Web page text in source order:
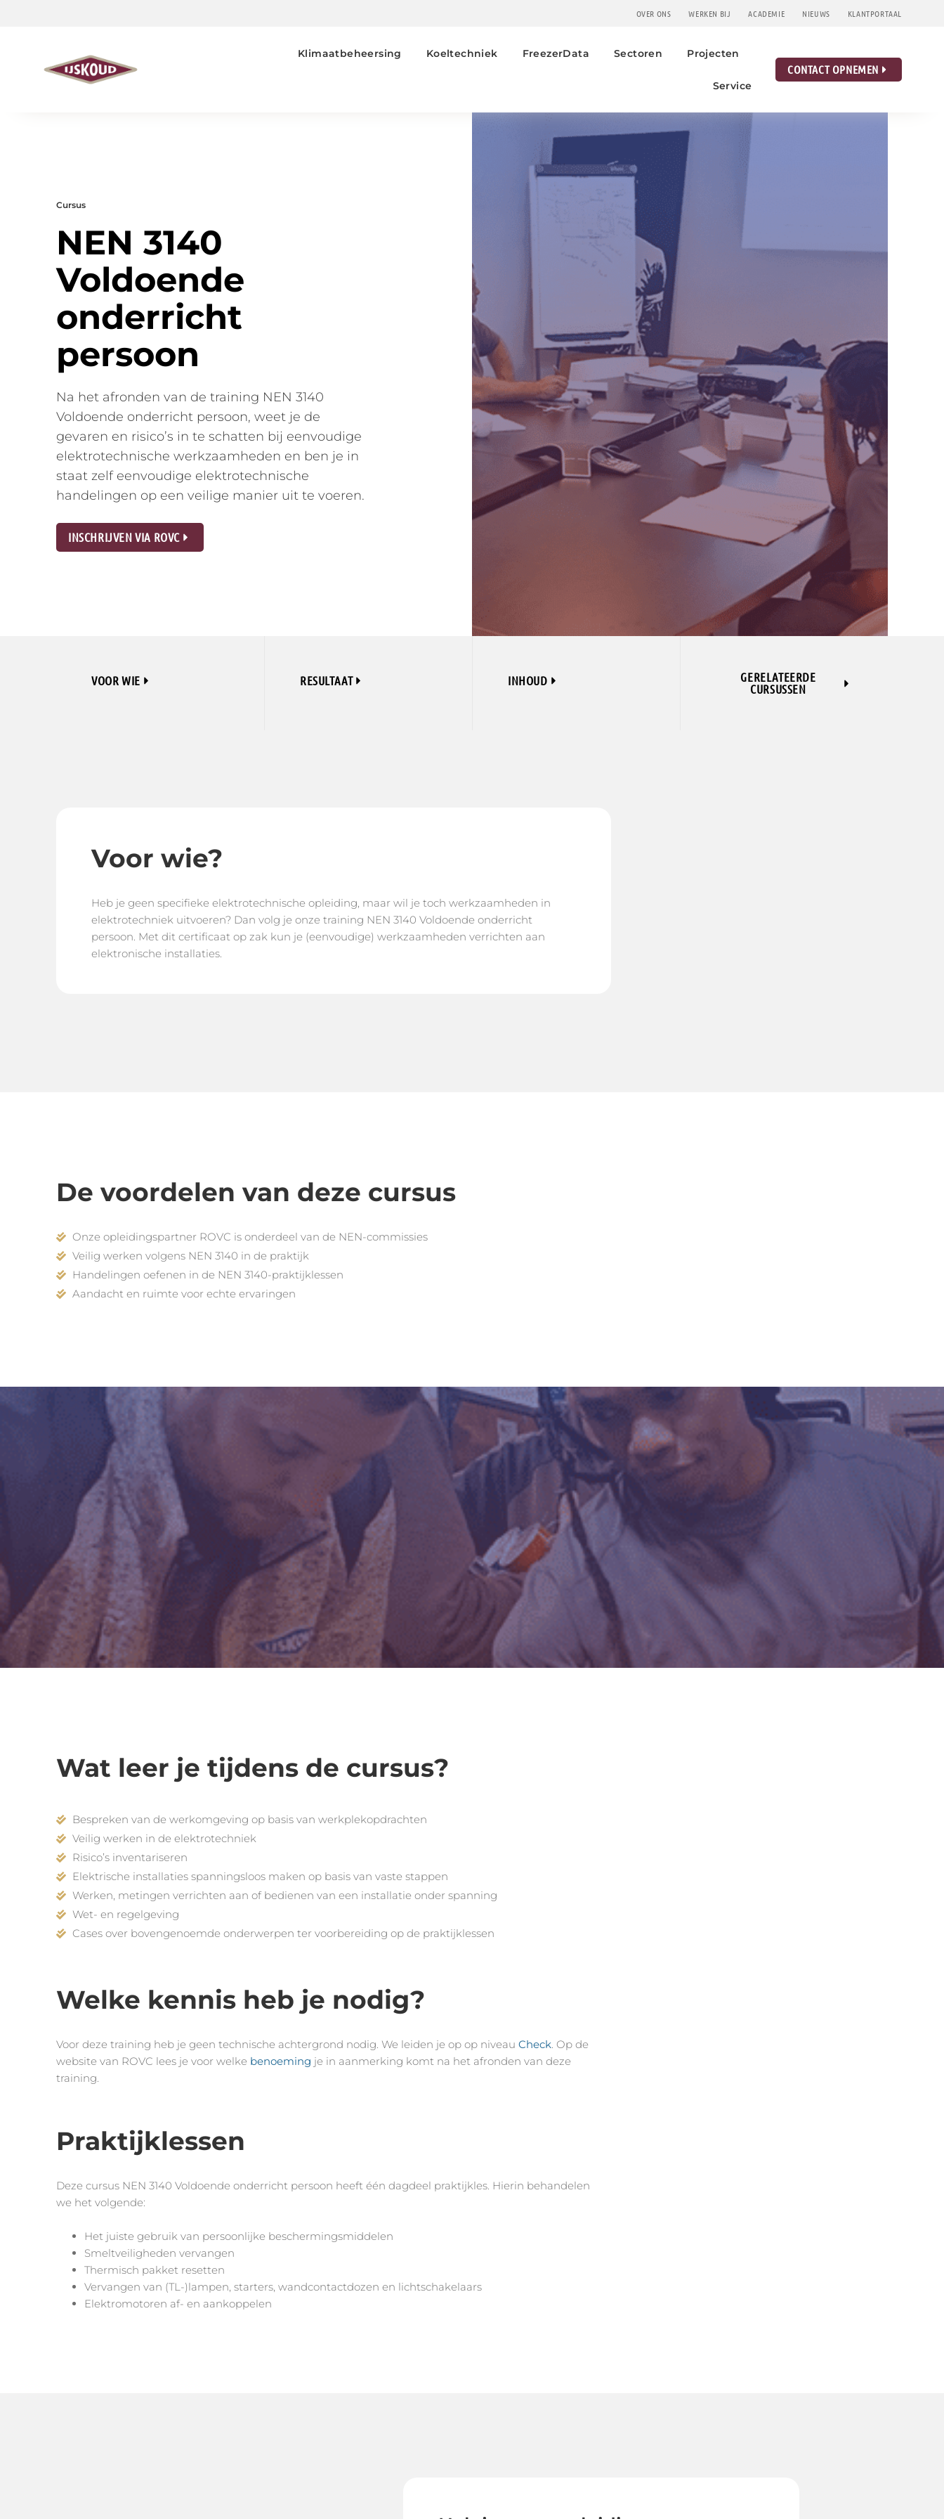
OVER ONS WERKEN BIJ ACADEMIE NIEUWS KLANTPORTAAL
Klimaatbeheersing Koeltechniek FreezerData Sectoren Projecten
Service
CONTACT OPNEMEN
Cursus
NEN 3140
Voldoende
onderricht
persoon
Na het afronden van de training NEN 3140
Voldoende onderricht persoon, weet je de
gevaren en risico’s in te schatten bij eenvoudige
elektrotechnische werkzaamheden en ben je in
staat zelf eenvoudige elektrotechnische
handelingen op een veilige manier uit te voeren.
INSCHRIJVEN VIA ROVC
VOOR WIE RESULTAAT INHOUD
GERELATEERDE
CURSUSSEN
Voor wie?
Heb je geen specifieke elektrotechnische opleiding, maar wil je toch werkzaamheden in
elektrotechniek uitvoeren? Dan volg je onze training NEN 3140 Voldoende onderricht
persoon. Met dit certificaat op zak kun je (eenvoudige) werkzaamheden verrichten aan
elektronische installaties.
De voordelen van deze cursus
Onze opleidingspartner ROVC is onderdeel van de NEN-commissies
Veilig werken volgens NEN 3140 in de praktijk
Handelingen oefenen in de NEN 3140-praktijklessen
Aandacht en ruimte voor echte ervaringen
Wat leer je tijdens de cursus?
Bespreken van de werkomgeving op basis van werkplekopdrachten
Veilig werken in de elektrotechniek
Risico’s inventariseren
Elektrische installaties spanningsloos maken op basis van vaste stappen
Werken, metingen verrichten aan of bedienen van een installatie onder spanning
Wet- en regelgeving
Cases over bovengenoemde onderwerpen ter voorbereiding op de praktijklessen
Welke kennis heb je nodig?
Voor deze training heb je geen technische achtergrond nodig. We leiden je op op niveau Check. Op de
website van ROVC lees je voor welke benoeming je in aanmerking komt na het afronden van deze
training.
Praktijklessen
Deze cursus NEN 3140 Voldoende onderricht persoon heeft één dagdeel praktijkles. Hierin behandelen
we het volgende:
Het juiste gebruik van persoonlijke beschermingsmiddelen
Smeltveiligheden vervangen
Thermisch pakket resetten
Vervangen van (TL-)lampen, starters, wandcontactdozen en lichtschakelaars
Elektromotoren af- en aankoppelen